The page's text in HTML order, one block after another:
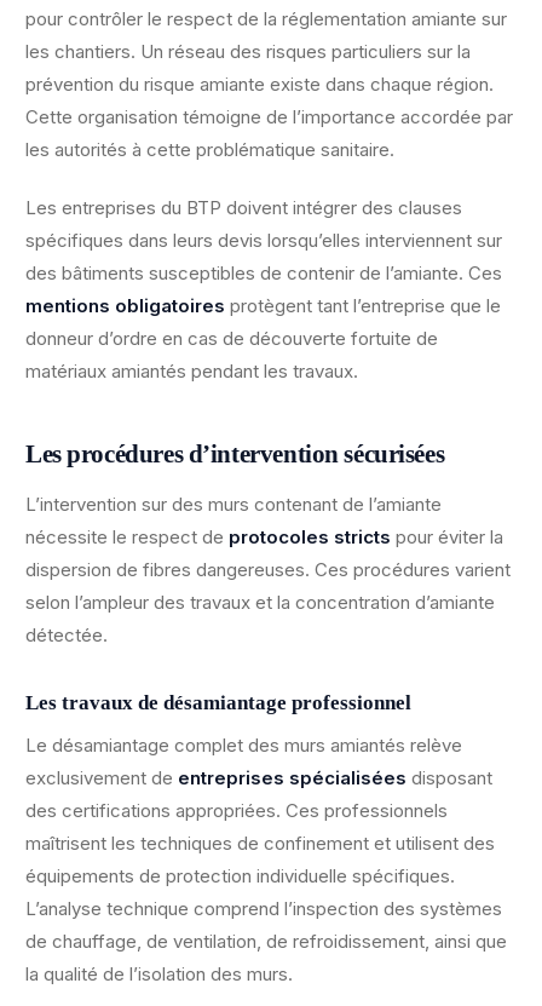
pour contrôler le respect de la réglementation amiante sur
les chantiers. Un réseau des risques particuliers sur la
prévention du risque amiante existe dans chaque région.
Cette organisation témoigne de l’importance accordée par
les autorités à cette problématique sanitaire.
Les entreprises du BTP doivent intégrer des clauses
spécifiques dans leurs devis lorsqu’elles interviennent sur
des bâtiments susceptibles de contenir de l’amiante. Ces
mentions obligatoires protègent tant l’entreprise que le
donneur d’ordre en cas de découverte fortuite de
matériaux amiantés pendant les travaux.
Les procédures d’intervention sécurisées
L’intervention sur des murs contenant de l’amiante
nécessite le respect de protocoles stricts pour éviter la
dispersion de fibres dangereuses. Ces procédures varient
selon l’ampleur des travaux et la concentration d’amiante
détectée.
Les travaux de désamiantage professionnel
Le désamiantage complet des murs amiantés relève
exclusivement de entreprises spécialisées disposant
des certifications appropriées. Ces professionnels
maîtrisent les techniques de confinement et utilisent des
équipements de protection individuelle spécifiques.
L’analyse technique comprend l’inspection des systèmes
de chauffage, de ventilation, de refroidissement, ainsi que
la qualité de l’isolation des murs.